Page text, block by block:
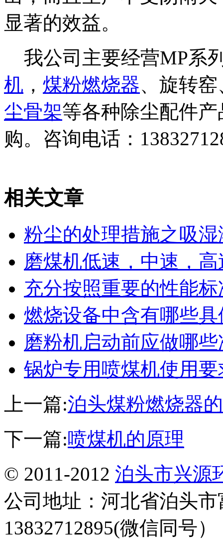
显著的效益。
我公司主要经营MP系
机 ， 煤粉燃烧器、旋转
尘骨架等各种除尘配件
购。咨询电话：
相关文章
粉尘的处理措施之吸
磨煤机低速，中速，
充分按照重要的性能
燃烧设备中含有哪些
磨粉机启动前应做哪
锅炉专用喷煤机使用
上一篇:泊头煤粉燃烧器
下一篇:喷煤机的原理
© 2011-2012 泊头市兴源
公司地址：河北省泊头
13832712895(微信同号